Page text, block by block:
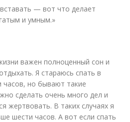
— вот что делает
и умным.»
важен полноценный сон и
Я стараюсь спать в
часов, но бывают такие
сделать очень много дел и
жертвовать. В таких случаях я
шести часов. А вот если спать